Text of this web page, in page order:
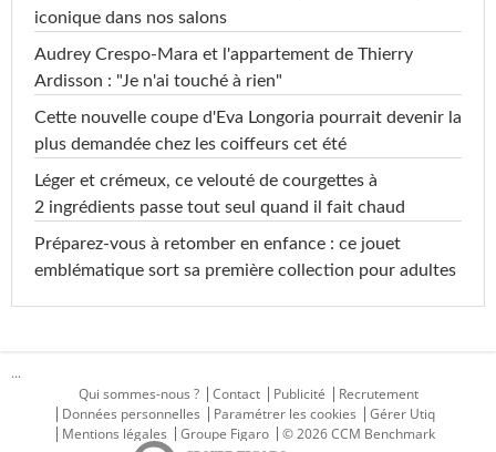
iconique dans nos salons
Audrey Crespo-Mara et l'appartement de Thierry
Ardisson : "Je n'ai touché à rien"
Cette nouvelle coupe d'Eva Longoria pourrait devenir la
plus demandée chez les coiffeurs cet été
Léger et crémeux, ce velouté de courgettes à
2 ingrédients passe tout seul quand il fait chaud
Préparez-vous à retomber en enfance : ce jouet
emblématique sort sa première collection pour adultes
...
Qui sommes-nous ?
Contact Publicité
Recrutement
Données personnelles
Paramétrer les cookies
Gérer Utiq
Mentions légales
Groupe Figaro © 2026 CCM Benchmark